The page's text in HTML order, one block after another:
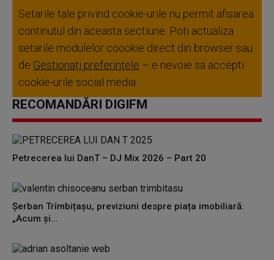
Setarile tale privind cookie-urile nu permit afisarea
continutul din aceasta sectiune. Poti actualiza
setarile modulelor coookie direct din browser sau
de Gestionați preferințele – e nevoie sa accepti
cookie-urile social media
RECOMANDĂRI DIGIFM
Petrecerea lui DanT – DJ Mix 2026 – Part 20
Șerban Trîmbițașu, previziuni despre piața imobiliară:
„Acum și...